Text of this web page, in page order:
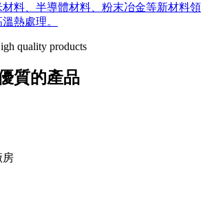
料、半導體材料、粉末冶金等新材料領
熱處理。
quality products
質的產品
房